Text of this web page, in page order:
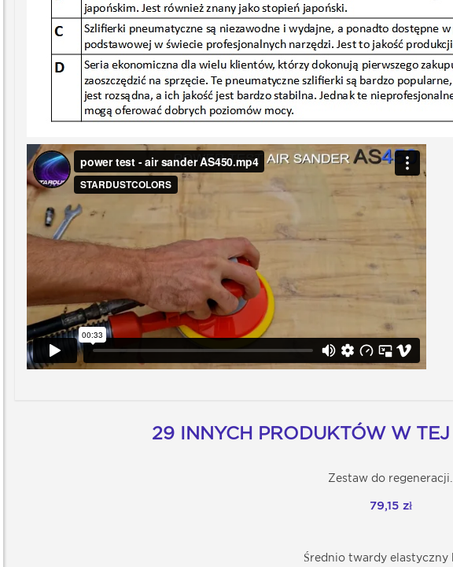
29 INNYCH PRODUKTÓW W
Dodaj do koszyka
Zestaw do regeneracji...
79,15 zł
Dodaj do koszyka
Średnio twardy elastyczny